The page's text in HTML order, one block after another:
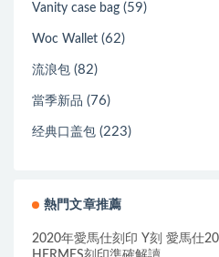
Vanity case bag (59)
Woc Wallet (62)
流浪包 (82)
當季新品 (76)
经典口盖包 (223)
熱門文章推薦
2020年愛馬仕刻印 Y刻 愛馬仕